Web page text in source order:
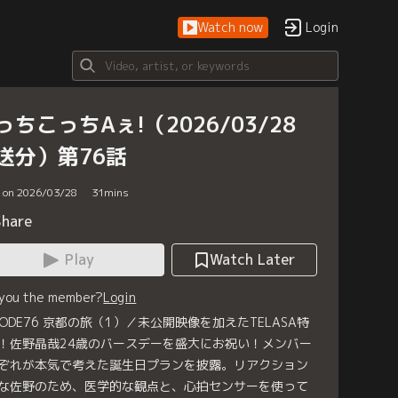
Watch now Login
ちこっちAぇ!（2026/03/28
分）第76話
2026/03/28 31mins
Play
Watch Later
the member?Login
京都の旅（1）／未公開映像を加えたTELASA特
佐野晶哉24歳のバースデーを盛大にお祝い！メンバー
れが本気で考えた誕生日プランを披露。リアクション
佐野のため、医学的な観点と、心拍センサーを使って